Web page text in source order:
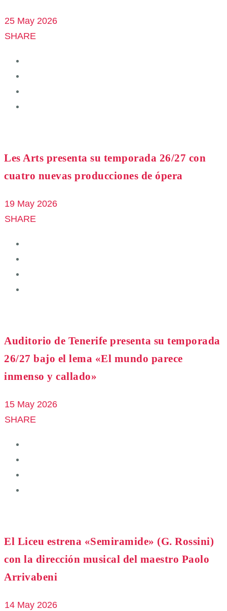
25 May 2026
SHARE
Les Arts presenta su temporada 26/27 con
cuatro nuevas producciones de ópera
19 May 2026
SHARE
Auditorio de Tenerife presenta su temporada
26/27 bajo el lema «El mundo parece
inmenso y callado»
15 May 2026
SHARE
El Liceu estrena «Semiramide» (G. Rossini)
con la dirección musical del maestro Paolo
Arrivabeni
14 May 2026